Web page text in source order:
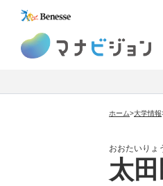
ホーム>大学情報
おおたいりょ
太